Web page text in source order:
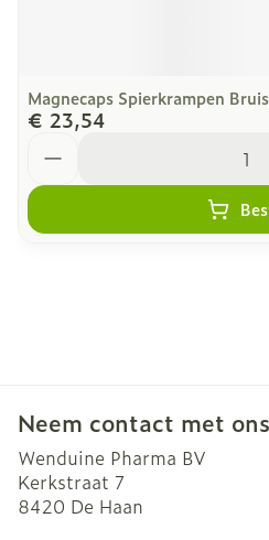
Magnecaps Spierkrampen
€ 23,54
Neem contact met
Wenduine Pharma BV
Kerkstraat 7
8420 De Haan